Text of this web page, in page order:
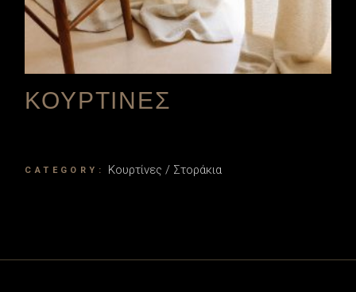
ΚΟΥΡΤΙΝΕΣ
CATEGORY: Κουρτίνες / Στοράκια